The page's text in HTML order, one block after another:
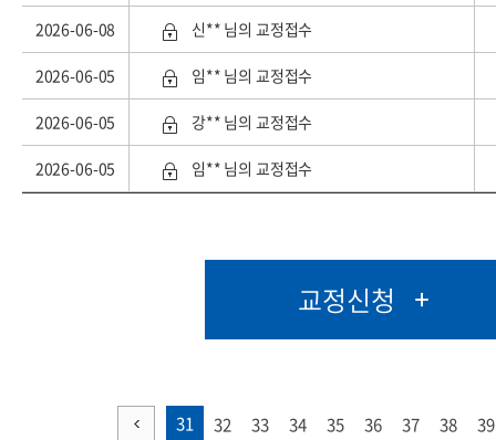
2026-06-08 신** 님의 교정접수
2026-06-05 임** 님의 교정접수
2026-06-05 강** 님의 교정접수
2026-06-05 임** 님의 교정접수
교정신청
31 32 33 34 35 36 37 38 39